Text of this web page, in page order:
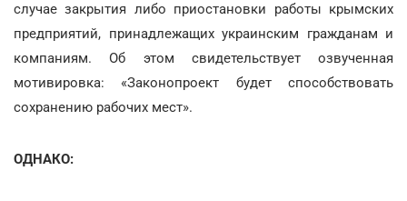
случае закрытия либо приостановки работы крымских
предприятий, принадлежащих украинским гражданам и
компаниям. Об этом свидетельствует озвученная
мотивировка: «Законопроект будет способствовать
сохранению рабочих мест».
ОДНАКО: